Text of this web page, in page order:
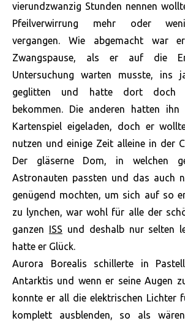
vierundzwanzig Stunden nennen
Pfeilverwirrung mehr oder
vergangen. Wie abgemacht war
Zwangspause, als er auf die
Untersuchung warten musste, ins
geglitten und hatte dort doch
bekommen. Die anderen hatten
Kartenspiel eigeladen, doch er
nutzen und einige Zeit alleine in der
Der gläserne Dom, in welchen
Astronauten passten und das auch
genügend mochten, um sich auf so
zu lynchen, war wohl für alle der
ganzen
ISS und deshalb nur selten
hatte er Glück.
Aurora Borealis schillerte in
Antarktis und wenn er seine Augen
konnte er all die elektrischen Lichter
komplett ausblenden, so als